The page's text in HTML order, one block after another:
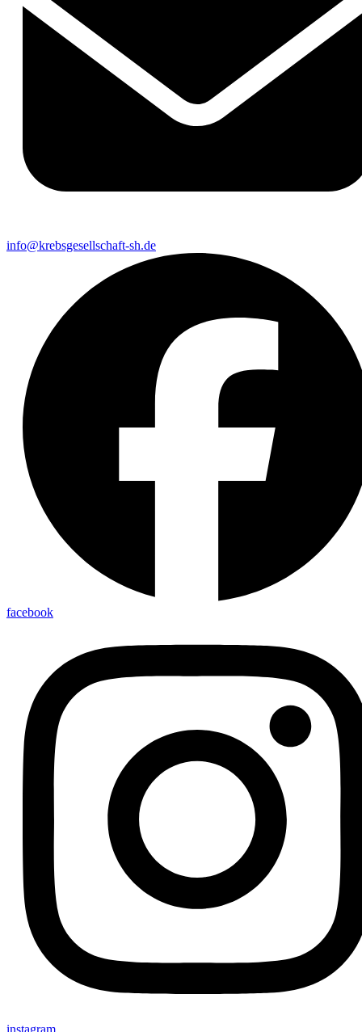
info@krebsgesellschaft-sh.de
facebook
instagram